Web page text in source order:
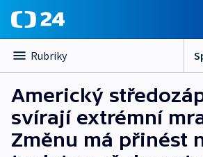
Rubriky
Americký
svírají extrémní
Změnu má přinést